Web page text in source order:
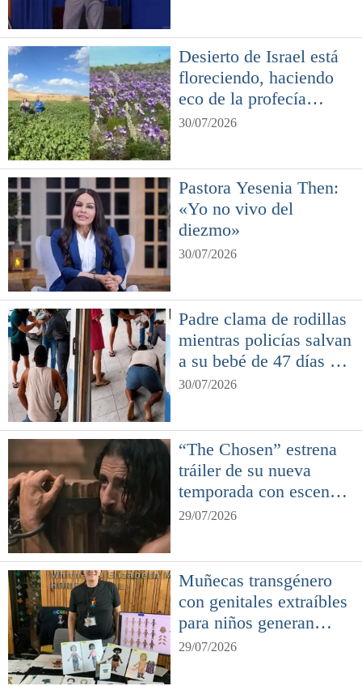
Desierto de Israel está
floreciendo, haciendo
eco de la profecía
bíblica
30/07/2026
Pastora Yesenia Then:
«Yo no vivo del
diezmo»
30/07/2026
Padre clama de rodillas
mientras policías salvan
a su bebé de 47 días de
nacido
30/07/2026
“The Chosen” estrena
tráiler de su nueva
temporada con escenas
de la pasión de Jesús
29/07/2026
Muñecas transgénero
con genitales extraíbles
para niños generan
controversia en EE.
29/07/2026